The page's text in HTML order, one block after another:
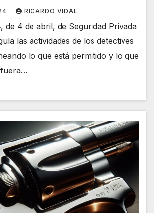
RICARDO VIDAL
de 4 de abril, de Seguridad Privada
las actividades de los detectives
lo que está permitido y lo que
fuera…